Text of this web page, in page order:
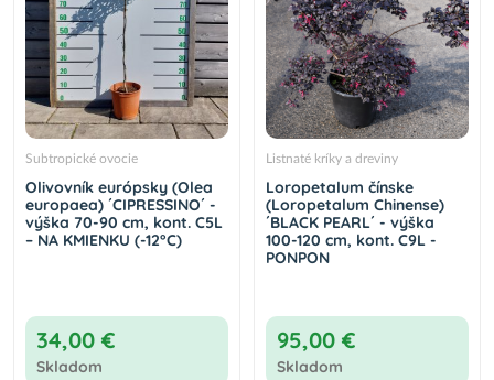
Subtropické ovocie
Olivovník európsky (Olea
europaea) ´CIPRESSINO´ -
výška 70-90 cm, kont. C5L
– NA KMIENKU (-12°C)
34,00 €
Skladom
Listnaté kríky a dreviny
Loropetalum čínske
(Loropetalum Chinense)
´BLACK PEARL´ - výška
100-120 cm, kont. C9L -
PONPON
95,00 €
Skladom